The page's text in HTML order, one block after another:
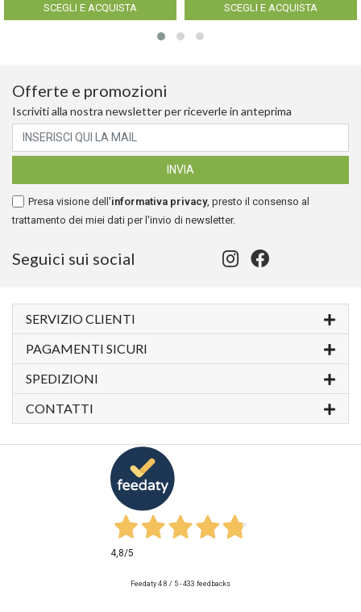
SCEGLI E ACQUISTA SCEGLI E ACQUISTA
Offerte e promozioni
Iscriviti alla nostra newsletter per riceverle in anteprima
Presa visione dell'informativa privacy, presto il consenso al
trattamento dei miei dati per l'invio di newsletter.
Seguici sui social
SERVIZIO CLIENTI
PAGAMENTI SICURI
SPEDIZIONI
CONTATTI
4,8/5
Feedaty 4.8 / 5 -433 feedbacks